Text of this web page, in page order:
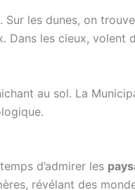
. Sur les dunes, on
Dans les cieux, volent
au sol. La
d’admirer les
révélant des